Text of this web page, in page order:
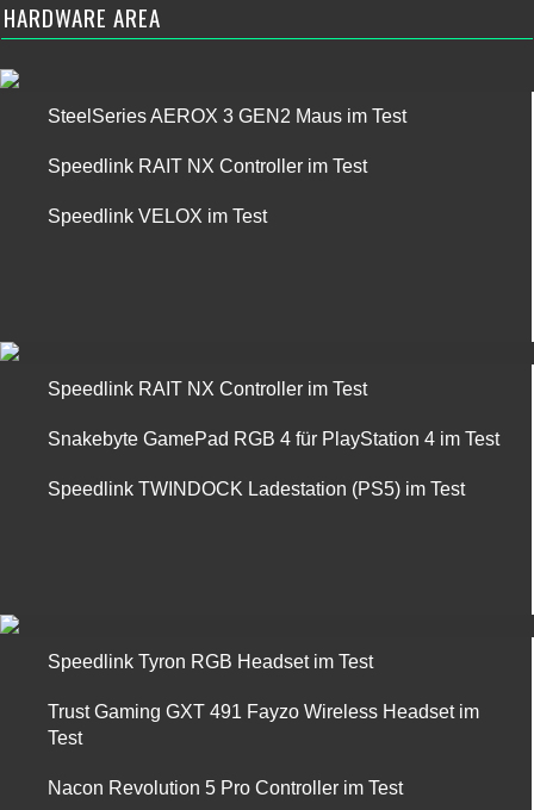
HARDWARE AREA
SteelSeries AEROX 3 GEN2 Maus im Test
Speedlink RAIT NX Controller im Test
Speedlink VELOX im Test
Speedlink RAIT NX Controller im Test
Snakebyte GamePad RGB 4 für PlayStation 4 im Test
Speedlink TWINDOCK Ladestation (PS5) im Test
Speedlink Tyron RGB Headset im Test
Trust Gaming GXT 491 Fayzo Wireless Headset im
Test
Nacon Revolution 5 Pro Controller im Test